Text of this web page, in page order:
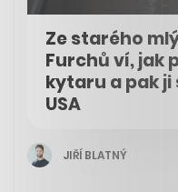
Ze starého
Furchů ví, jak
kytaru a pak ji
USA
JIŘÍ BLATNÝ